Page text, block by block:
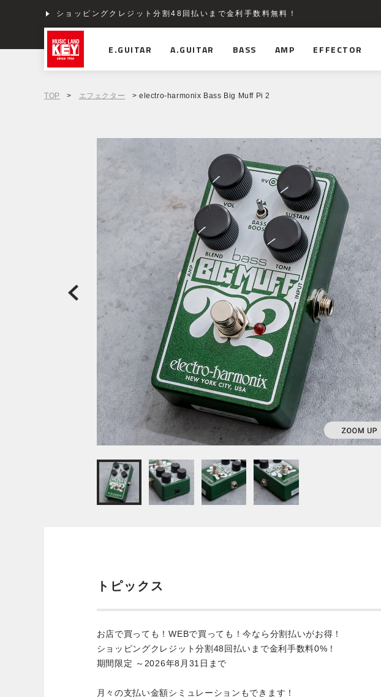
ショッピングクレジット分割48回払いまで金利手数料無料！
E.GUITAR A.GUITAR BASS AMP EFFECTOR
TOP > エフェクター > electro-harmonix Bass Big Muff Pi 2
トピックス
お店で買っても！WEBで買っても！今なら分割払いがお得！
ショッピングクレジット分割48回払いまで金利手数料0%！
期間限定 ～2026年8月31日まで
月々の支払い金額シミュレーションもできます！